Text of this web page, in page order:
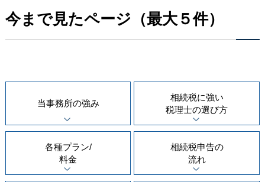
今まで見たページ（最大５件）
当事務所の強み
相続税に強い
税理士の選び方
各種プラン/
料金
相続税申告の
流れ